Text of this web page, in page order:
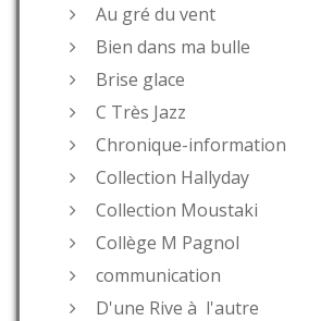
Au gré du vent
Bien dans ma bulle
Brise glace
C Très Jazz
Chronique-information
Collection Hallyday
Collection Moustaki
Collège M Pagnol
communication
D'une Rive à l'autre